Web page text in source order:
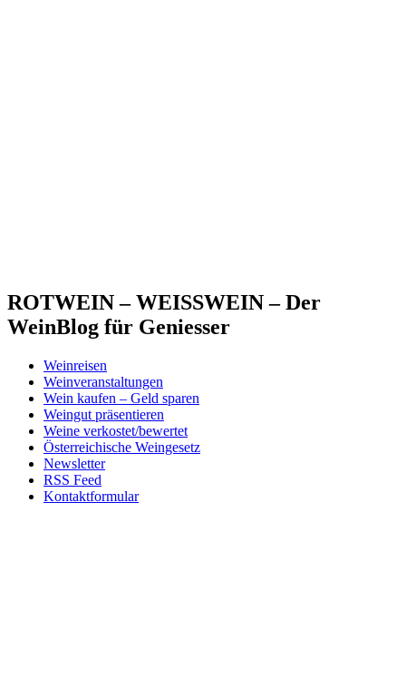
ROTWEIN – WEISSWEIN – Der
WeinBlog für Geniesser
Weinreisen
Weinveranstaltungen
Wein kaufen – Geld sparen
Weingut präsentieren
Weine verkostet/bewertet
Österreichische Weingesetz
Newsletter
RSS Feed
Kontaktformular